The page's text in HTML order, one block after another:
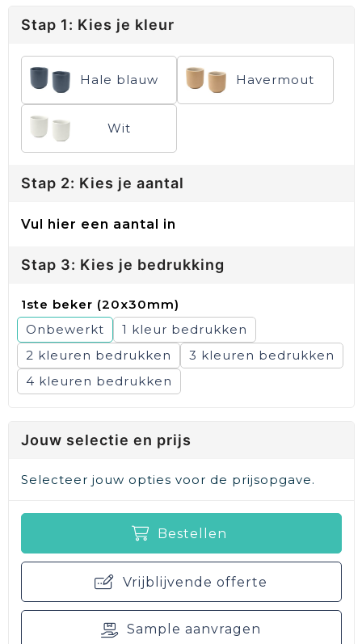
Stap 1: Kies je kleur
Hale blauw Havermout
Wit
Stap 2: Kies je aantal
Vul hier een aantal in
Stap 3: Kies je bedrukking
1ste beker (20x30mm)
Onbewerkt
1
2
3
4
Jouw selectie en prijs
Selecteer jouw opties voor de prijsopgave.
Bestellen
Vrijblijvende offerte
Sample aanvragen